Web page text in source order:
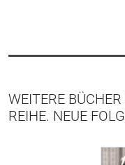
WEITERE
REIHE. NEUE